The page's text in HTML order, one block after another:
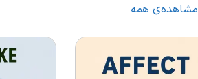
مشاهده‌ی همه